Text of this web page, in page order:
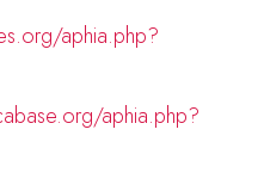
aphia.php?
aphia.php?